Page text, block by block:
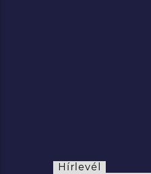
Hírlevél